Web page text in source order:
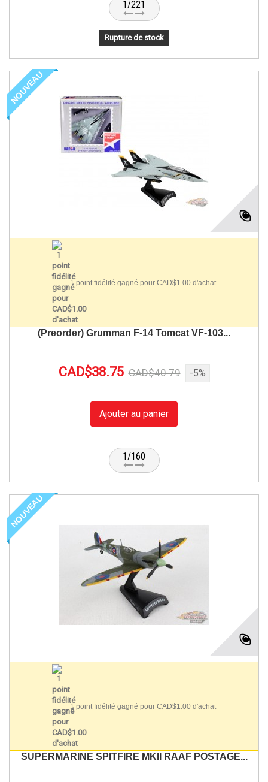
1/221
Rupture de stock
NOUVEAU
1 point fidélité gagné pour CAD$1.00 d'achat
(Preorder) Grumman F-14 Tomcat VF-103...
CAD$38.75 CAD$40.79 -5%
Ajouter au panier
1/160
NOUVEAU
1 point fidélité gagné pour CAD$1.00 d'achat
SUPERMARINE SPITFIRE MKII RAAF POSTAGE...